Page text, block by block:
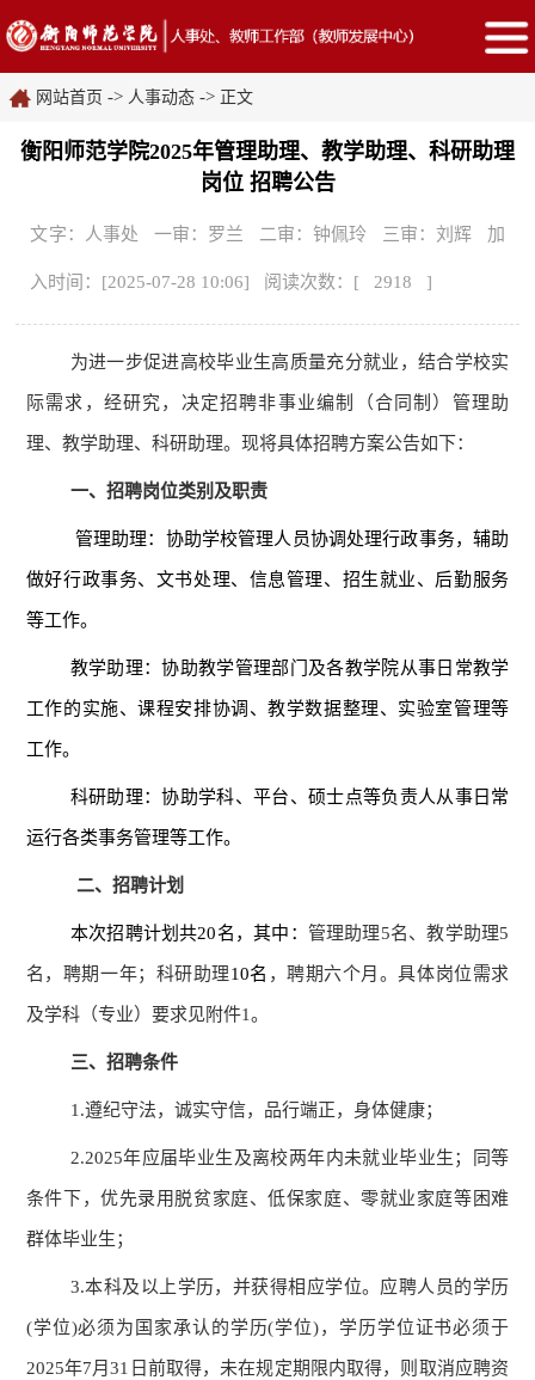
网站首页 -> 人事动态 -> 正文
衡阳师范学院2025年管理助理、教学助理、科研助理
岗位 招聘公告
文字：人事处 一审：罗兰 二审：钟佩玲 三审：刘辉 加
入时间：[2025-07-28 10:06] 阅读次数：[ 2918 ]
为进一步促进高校毕业生高质量充分就业 ，结合学校实
际需求，经研究，决定招聘非事业编制（合同制）管理助
理、教学助理、科研助理。现将具体招聘方案公告如下：
一、招聘岗位类别及职责
管理助理： 协助学校管理人员协调处理行政事务，辅助
做好行政事务、文书处理、信息管理、 招生就业、后勤服务
等工作。
教学助理：协助教学管理部门及各教学院从事日常教学
工作的实施、课程安排协调 、教学数据整理、实验室管理等
工作。
科研助理：协助学科、平台、硕士点等负责人从事日常
运行各类事务管理等工作。
二、招聘计划
本次招聘计划共20名，其中： 管理助理5名、教学助理5
名，聘期一年；科研助理10名 ，聘期六个月。具体岗位需求
及学科（专业）要求见附件1。
三、招聘条件
1.遵纪守法，诚实守信，品行端正，身体健康；
2.2025年应届毕业生及离校两年内未就业毕业生；同等
条件下，优先录用脱贫家庭、低保家庭、零就业家庭等困难
群体毕业生；
3.本科及以上学历，并获得相应学位。应聘人员的学历
(学位)必须为国家承认的学历(学位)，学历学位证书必须于
2025年7月31日前取得，未在规定期限内取得，则取消应聘资